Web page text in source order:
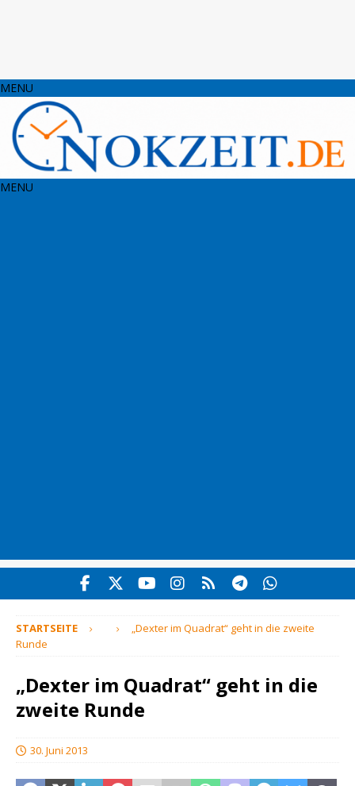
MENU
MENU
STARTSEITE
„Dexter im Quadrat“ geht in die zweite
Runde
„Dexter im Quadrat“ geht in die
zweite Runde
30. Juni 2013